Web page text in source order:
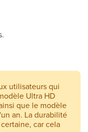
utilisateurs qui
Ultra HD
que le modèle
an. La durabilité
car cela